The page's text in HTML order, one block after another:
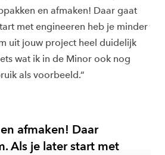
en afmaken! Daar gaat
met engineeren heb je minder
uit jouw project heel duidelijk
wat ik in de Minor ook nog
als voorbeeld.”
afmaken! Daar
Als je later start met